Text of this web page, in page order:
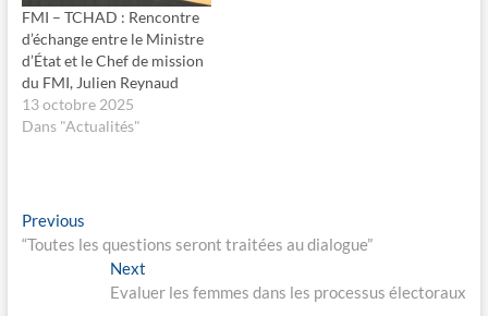
o
u
v
r
e
d
a
n
s
v
e
l
n
s
u
n
e
n
o
u
v
ê
t
r
e
)
FMI – TCHAD : Rencontre
d’échange entre le Ministre
d’État et le Chef de mission
du FMI, Julien Reynaud
13 octobre 2025
Dans "Actualités"
Navigation
de
l’article
PreviousPrevious
post:
“Toutes les questions seront traitées au dialogue”
Next
post:
Evaluer les femmes dans les processus électoraux